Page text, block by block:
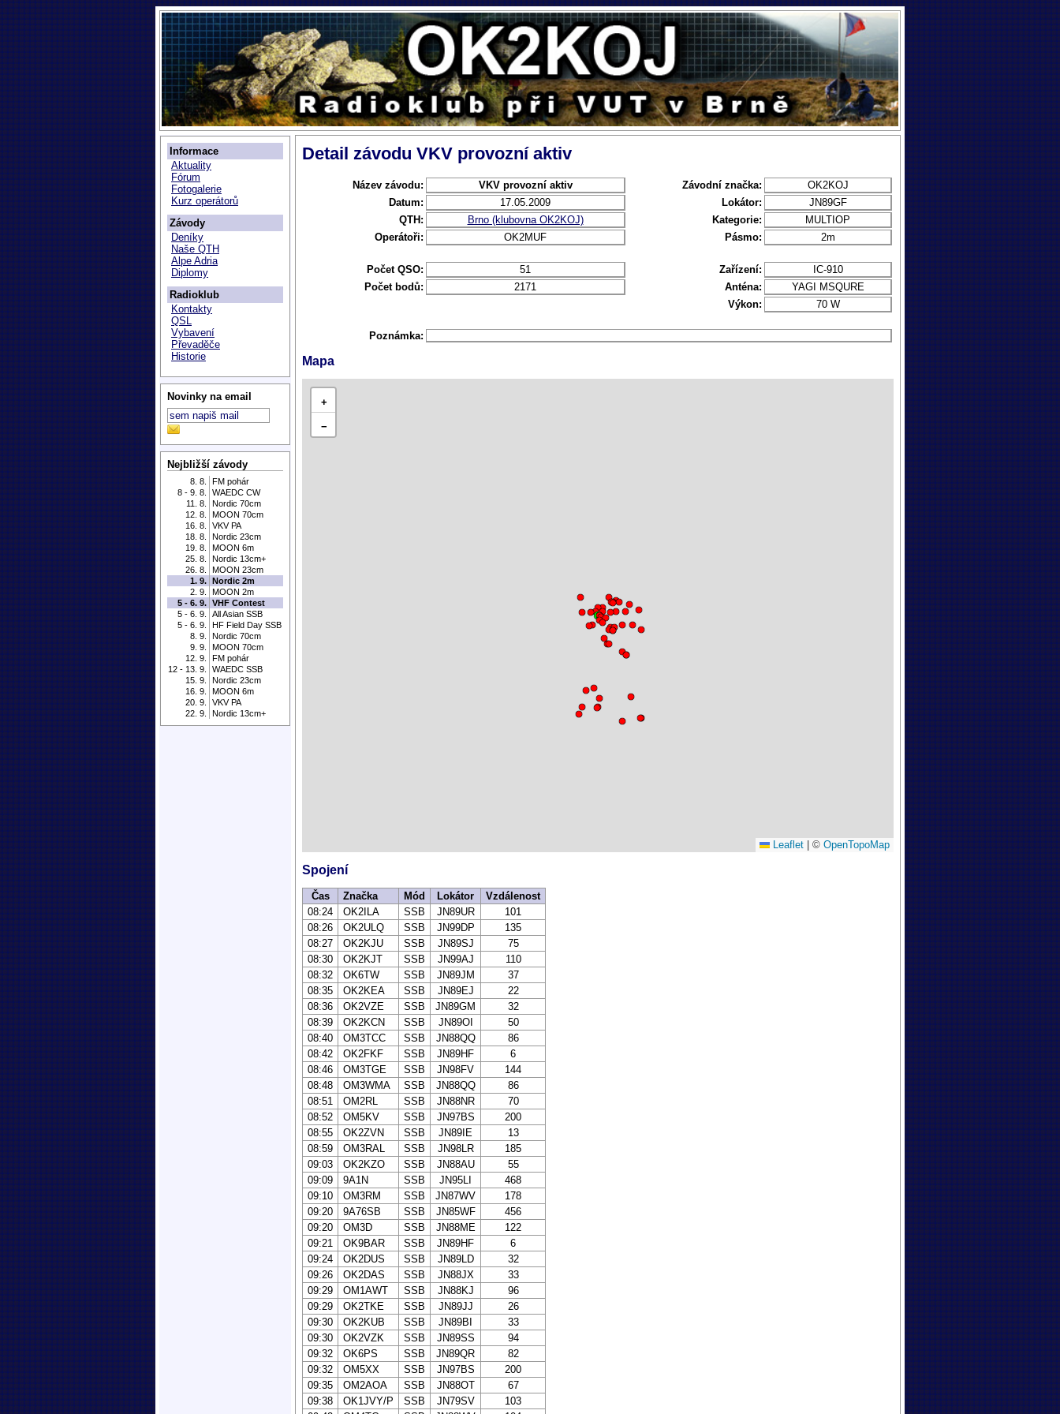
Informace
Aktuality
Fórum
Fotogalerie
Kurz operátorů
Závody
Deníky
Naše QTH
Alpe Adria
Diplomy
Radioklub
Kontakty
QSL
Vybavení
Převaděče
Historie
Novinky na email
Nejbližší závody
8. 8.
FM pohár
8 - 9. 8.
WAEDC CW
11. 8.
Nordic 70cm
12. 8.
MOON 70cm
16. 8.
VKV PA
18. 8.
Nordic 23cm
19. 8.
MOON 6m
25. 8.
Nordic 13cm+
26. 8.
MOON 23cm
1. 9. Nordic 2m
2. 9.
MOON 2m
5 - 6. 9. VHF Contest
5 - 6. 9.
All Asian SSB
5 - 6. 9.
HF Field Day SSB
8. 9.
Nordic 70cm
9. 9.
MOON 70cm
12. 9.
FM pohár
12 - 13. 9.
WAEDC SSB
15. 9.
Nordic 23cm
16. 9.
MOON 6m
20. 9.
VKV PA
22. 9.
Nordic 13cm+
Detail závodu VKV provozní aktiv
Název závodu: VKV provozní aktiv Závodní značka:
OK2KOJ
Datum:
17.05.2009 Lokátor:
JN89GF
QTH:
Brno (klubovna OK2KOJ) Kategorie:
MULTIOP
Operátoři:
OK2MUF Pásmo: 2m
Počet QSO: 51 Zařízení:
IC-910
Počet bodů:
2171 Anténa:
YAGI MSQURE
Výkon:
70 W
Poznámka:
Mapa
+
−
Leaflet © OpenTopoMap
Spojení
Čas Značka Mód Lokátor
Vzdálenost
08:24
OK2ILA SSB JN89UR
101
08:26
OK2ULQ SSB JN99DP
135
08:27
OK2KJU SSB JN89SJ
75
08:30
OK2KJT SSB JN99AJ
110
08:32
OK6TW SSB JN89JM
37
08:35
OK2KEA SSB JN89EJ
22
08:36
OK2VZE SSB JN89GM
32
08:39
OK2KCN SSB JN89OI
50
08:40
OM3TCC SSB JN88QQ
86
08:42
OK2FKF SSB JN89HF
6
08:46
OM3TGE SSB JN98FV
144
08:48
OM3WMA SSB JN88QQ
86
08:51
OM2RL SSB JN88NR
70
08:52
OM5KV SSB JN97BS
200
08:55
OK2ZVN SSB JN89IE
13
08:59
OM3RAL SSB JN98LR
185
09:03
OK2KZO SSB JN88AU
55
09:09
9A1N SSB JN95LI
468
09:10
OM3RM SSB JN87WV
178
09:20
9A76SB SSB JN85WF
456
09:20
OM3D SSB JN88ME
122
09:21
OK9BAR SSB JN89HF
6
09:24
OK2DUS SSB JN89LD
32
09:26
OK2DAS SSB JN88JX
33
09:29
OM1AWT SSB JN88KJ
96
09:29
OK2TKE SSB JN89JJ
26
09:30
OK2KUB SSB JN89BI
33
09:30
OK2VZK SSB JN89SS
94
09:32
OK6PS SSB JN89QR
82
09:32
OM5XX SSB JN97BS
200
09:35
OM2AOA SSB JN88OT
67
09:38
OK1JVY/P SSB JN79SV
103